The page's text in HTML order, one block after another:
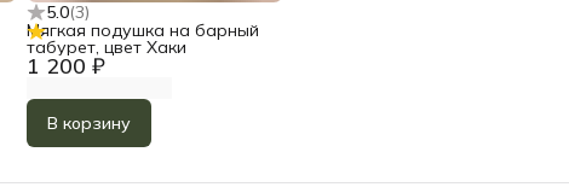
5.0(3)
1 200 ₽
Мягкая подушка на барный
табурет, цвет Хаки
В корзину